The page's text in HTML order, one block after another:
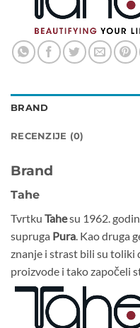
BRAND
RECENZIJE (0)
Brand
Tahe
Tvrtku Tahesu 1962.
supruga Pura . Kao druga
znanje i strast bili su
proizvode i tako započeli